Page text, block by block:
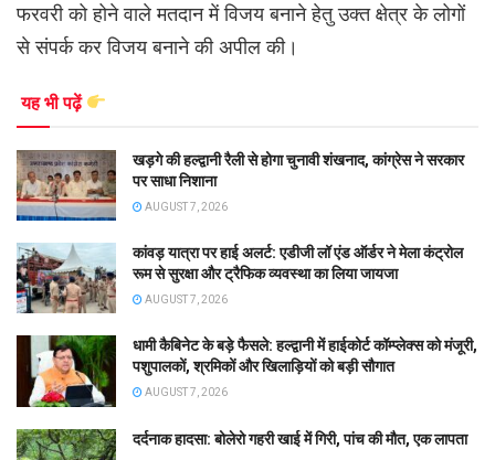
फरवरी को होने वाले मतदान में विजय बनाने हेतु उक्त क्षेत्र के लोगों
से संपर्क कर विजय बनाने की अपील की।
यह भी पढ़ें
खड़गे की हल्द्वानी रैली से होगा चुनावी शंखनाद, कांग्रेस ने सरकार
पर साधा निशाना
AUGUST 7, 2026
कांवड़ यात्रा पर हाई अलर्ट: एडीजी लॉ एंड ऑर्डर ने मेला कंट्रोल
रूम से सुरक्षा और ट्रैफिक व्यवस्था का लिया जायजा
AUGUST 7, 2026
धामी कैबिनेट के बड़े फैसले: हल्द्वानी में हाईकोर्ट कॉम्प्लेक्स को मंजूरी,
पशुपालकों, श्रमिकों और खिलाड़ियों को बड़ी सौगात
AUGUST 7, 2026
दर्दनाक हादसा: बोलेरो गहरी खाई में गिरी, पांच की मौत, एक लापता